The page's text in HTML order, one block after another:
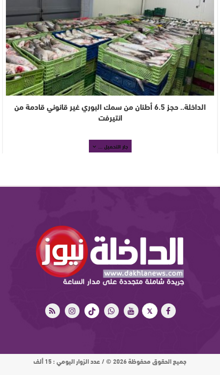
الداخلة.. حجز 6.5 أطنان من سمك البوري غير قانوني قادمة من
انتيرفت
جار التحميل ...
جميع الحقوق محفوظة 2026 © / عدد الزوار اليومي : 15 ألف